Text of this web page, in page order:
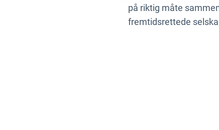
på riktig måte
fremtidsrettede